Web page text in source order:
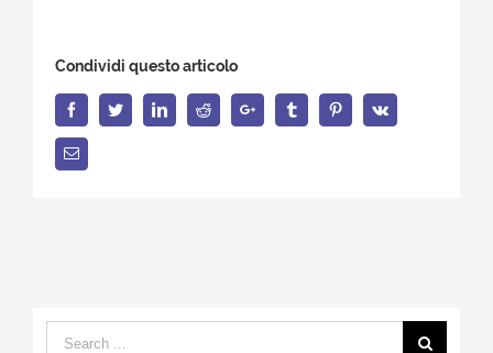
Condividi questo articolo
FacebookTwitterLinkedInReddit Google+ Tumblr PinterestVk
Email
Search